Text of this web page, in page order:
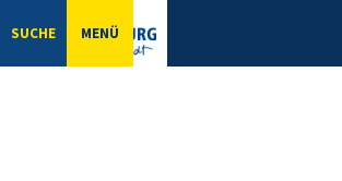
SUCHE MENÜ